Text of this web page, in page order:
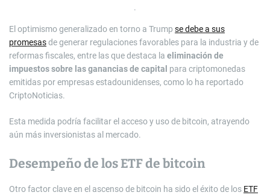
.
El optimismo generalizado en torno a Trump se debe a sus
promesasde generar regulaciones favorables para la industria y de
reformas fiscales, entre las que destaca la eliminación de
impuestos sobre las ganancias de capital para criptomonedas
emitidas por empresas estadounidenses, como lo ha reportado
CriptoNoticias.
Esta medida podría facilitar el acceso y uso de bitcoin, atrayendo
aún más inversionistas al mercado.
Desempeño de los ETF de bitcoin
Otro factor clave en el ascenso de bitcoin ha sido el éxito de los ETF